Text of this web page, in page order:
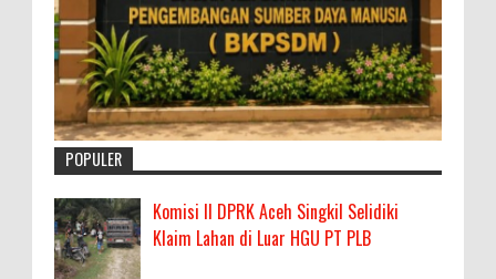
POPULER
Komisi II DPRK Aceh Singkil Selidiki
Klaim Lahan di Luar HGU PT PLB